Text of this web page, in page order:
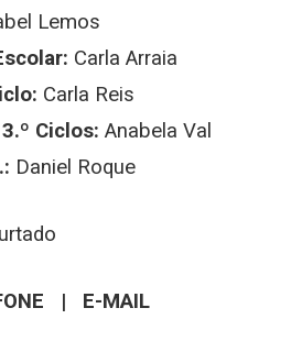
Lemos
Carla Arraia
Carla Reis
Ciclos: Anabela Val
Daniel Roque
| E-MAIL